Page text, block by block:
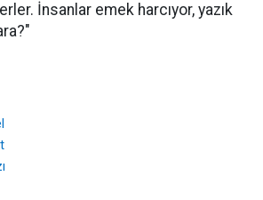
İnsanlar emek harcıyor, yazık